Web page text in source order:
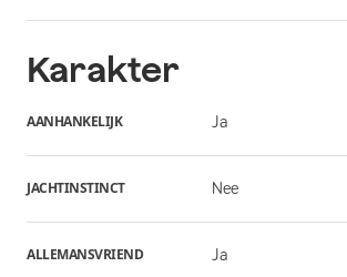
Karakter
AANHANKELIJK Ja
JACHTINSTINCT Nee
ALLEMANSVRIEND Ja